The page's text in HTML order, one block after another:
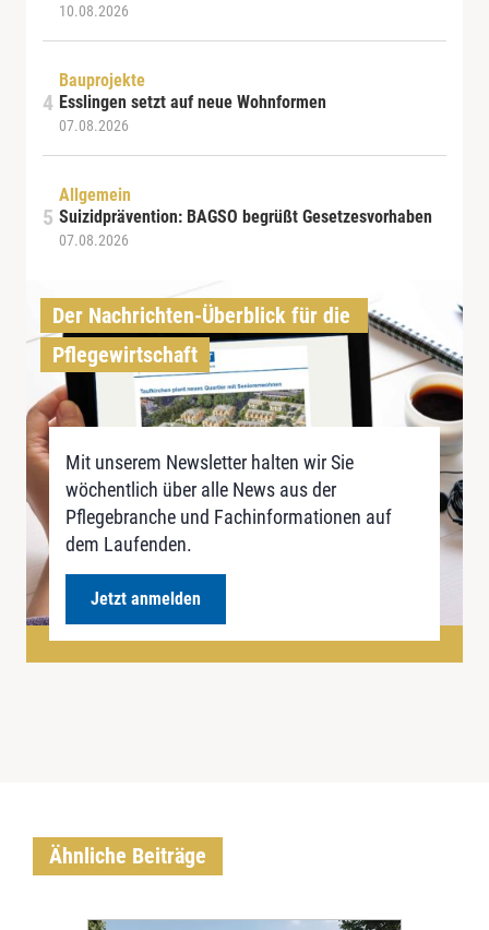
10.08.2026
Bauprojekte
Esslingen setzt auf neue Wohnformen
07.08.2026
Allgemein
Suizidprävention: BAGSO begrüßt Gesetzesvorhaben
07.08.2026
Der Nachrichten-Überblick für die
Pflegewirtschaft
Mit unserem Newsletter halten wir Sie
wöchentlich über alle News aus der
Pflegebranche und Fachinformationen auf
dem Laufenden.
Jetzt anmelden
Ähnliche Beiträge